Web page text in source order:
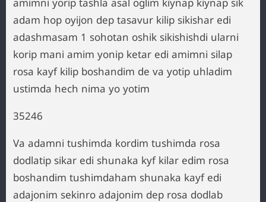
adam hop oyijon dep tasavur kilip sikishar edi
adashmasam 1 sohotan oshik sikishishdi ularni
korip mani amim yonip ketar edi amimni silap
rosa kayf kilip boshandim de va yotip uhladim
ustimda hech nima yo yotim
35246
Va adamni tushimda kordim tushimda rosa
dodlatip sikar edi shunaka kyf kilar edim rosa
boshandim tushimdaham shunaka kayf edi
adajonim sekinro adajonim dep rosa dodlab